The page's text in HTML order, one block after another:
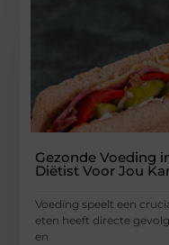
Gezonde Voeding
Diëtist Voor Jou
Voeding speelt een
eten heeft directe
en